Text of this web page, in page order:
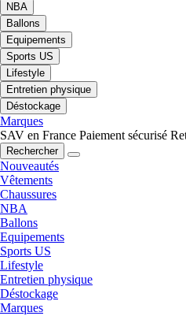
NBA
Ballons
Equipements
Sports US
Lifestyle
Entretien physique
Déstockage
Marques
SAV en France Paiement sécurisé
Rechercher
Nouveautés
Vêtements
Chaussures
NBA
Ballons
Equipements
Sports US
Lifestyle
Entretien physique
Déstockage
Marques